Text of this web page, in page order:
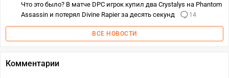
Что это было? В матче DPC игрок купил два Crystalys на Phantom
Assassin и потерял Divine Rapier за десять секунд
14
ВСЕ НОВОСТИ
Комментарии